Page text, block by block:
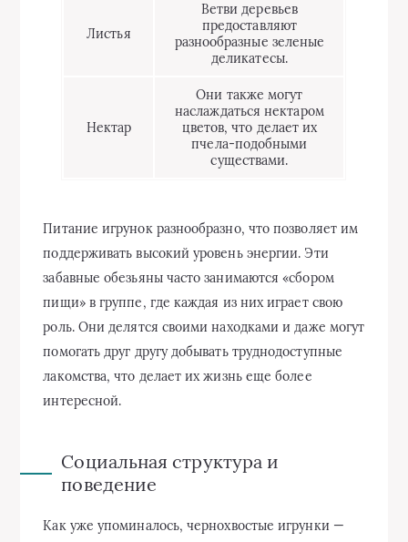
Листья
Ветви деревьев
предоставляют
разнообразные зеленые
деликатесы.
Нектар
Они также могут
наслаждаться нектаром
цветов, что делает их
пчела-подобными
существами.
Питание игрунок разнообразно, что позволяет им
поддерживать высокий уровень энергии. Эти
забавные обезьяны часто занимаются «сбором
пищи» в группе, где каждая из них играет свою
роль. Они делятся своими находками и даже могут
помогать друг другу добывать труднодоступные
лакомства, что делает их жизнь еще более
интересной.
Социальная структура и
поведение
Как уже упоминалось, чернохвостые игрунки —